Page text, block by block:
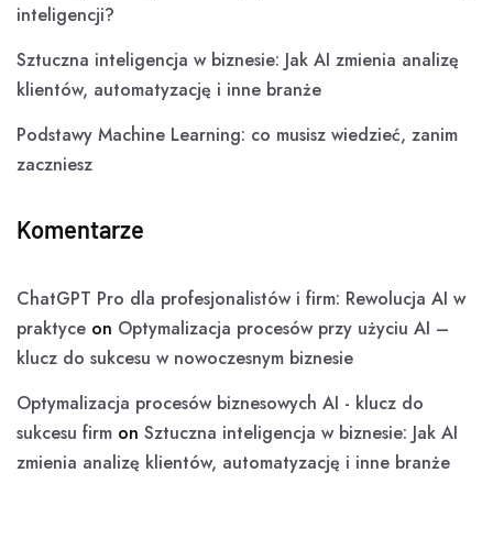
inteligencji?
Sztuczna inteligencja w biznesie: Jak AI zmienia analizę
klientów, automatyzację i inne branże
Podstawy Machine Learning: co musisz wiedzieć, zanim
zaczniesz
Komentarze
ChatGPT Pro dla profesjonalistów i firm: Rewolucja AI w
praktyce on Optymalizacja procesów przy użyciu AI –
klucz do sukcesu w nowoczesnym biznesie
Optymalizacja procesów biznesowych AI - klucz do
sukcesu firm on Sztuczna inteligencja w biznesie: Jak AI
zmienia analizę klientów, automatyzację i inne branże